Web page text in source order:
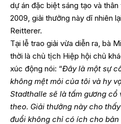
dự án đặc biệt sáng tạo và
2009, giải thưởng này dĩ nhiên
Reitterer.
Tại lễ trao giải vừa diễn ra, bà
thời là chủ tịch Hiệp hội chủ
xúc động nói: “Đây là một sự
không mệt mỏi của tôi và hy
Stadthalle sẽ là tấm gương
theo. Giải thưởng này cho
đuổi không chỉ có ích cho